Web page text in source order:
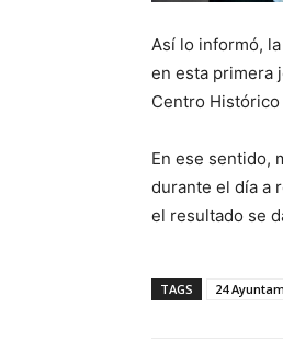
Así lo informó,
en esta primera
Centro Histórico
En ese sentido,
durante el día a
el resultado se
TAGS 24